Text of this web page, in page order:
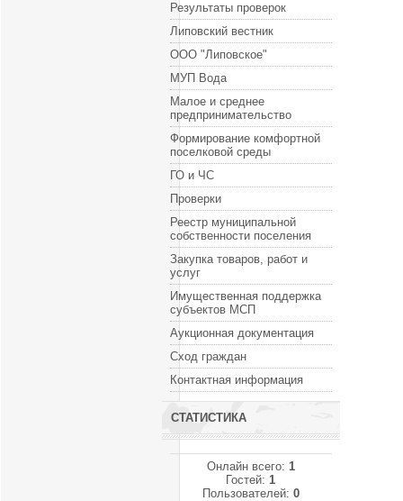
Результаты проверок
Липовский вестник
ООО "Липовское"
МУП Вода
Малое и среднее
предпринимательство
Формирование комфортной
поселковой среды
ГО и ЧС
Проверки
Реестр муниципальной
собственности поселения
Закупка товаров, работ и
услуг
Имущественная поддержка
субъектов МСП
Аукционная документация
Сход граждан
Контактная информация
СТАТИСТИКА
Онлайн всего: 1
Гостей:1
Пользователей: 0